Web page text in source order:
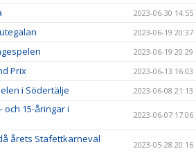
2023-06-30 14:55
2023-06-19 20:37
2023-06-19 20:29
Prix 2023-06-13 16:03
i Södertälje 2023-06-08 21:13
och 15-åringar i
2023-06-07 17:06
årets Stafettkarneval
2023-05-28 20:16